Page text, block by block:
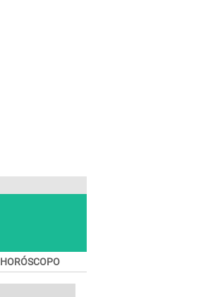
HORÓSCOPO